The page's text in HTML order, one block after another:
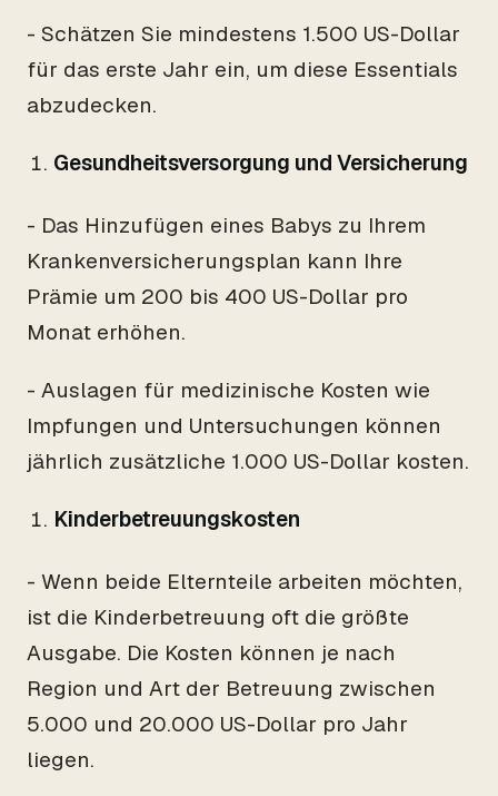
- Schätzen Sie mindestens 1.500 US-Dollar
für das erste Jahr ein, um diese Essentials
abzudecken.
Gesundheitsversorgung und Versicherung
- Das Hinzufügen eines Babys zu Ihrem
Krankenversicherungsplan kann Ihre
Prämie um 200 bis 400 US-Dollar pro
Monat erhöhen.
- Auslagen für medizinische Kosten wie
Impfungen und Untersuchungen können
jährlich zusätzliche 1.000 US-Dollar kosten.
Kinderbetreuungskosten
- Wenn beide Elternteile arbeiten möchten,
ist die Kinderbetreuung oft die größte
Ausgabe. Die Kosten können je nach
Region und Art der Betreuung zwischen
5.000 und 20.000 US-Dollar pro Jahr
liegen.